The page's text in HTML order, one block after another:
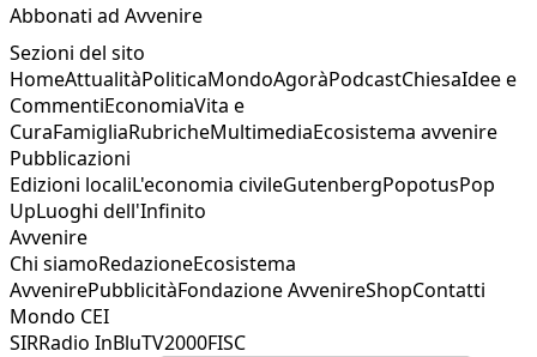
Abbonati ad Avvenire
Sezioni del sito
HomeAttualitàPoliticaMondoAgoràPodcastChiesaIdee e
CommentiEconomiaVita e
CuraFamigliaRubricheMultimediaEcosistema avvenire
Pubblicazioni
Edizioni localiL'economia civileGutenbergPopotusPop
UpLuoghi dell'Infinito
Avvenire
Chi siamoRedazioneEcosistema
AvvenirePubblicitàFondazione AvvenireShopContatti
Mondo CEI
SIRRadio InBluTV2000FISC